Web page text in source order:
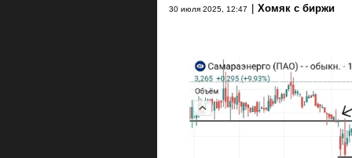
30 июля 2025, 12:47 Хомяк с биржи